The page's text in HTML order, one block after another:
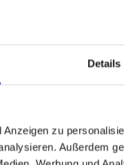
Details
zu
Außerdem
10:9 | 10:7 | 6:10 |
Game-Scores